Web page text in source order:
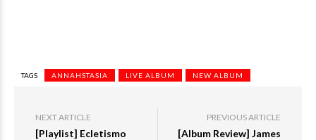
TAGS ANNAHSTASIA LIVE ALBUM NEW ALBUM
NEXT ARTICLE
[Playlist] Ecletismo
PREVIOUS ARTICLE
[Album Review] James